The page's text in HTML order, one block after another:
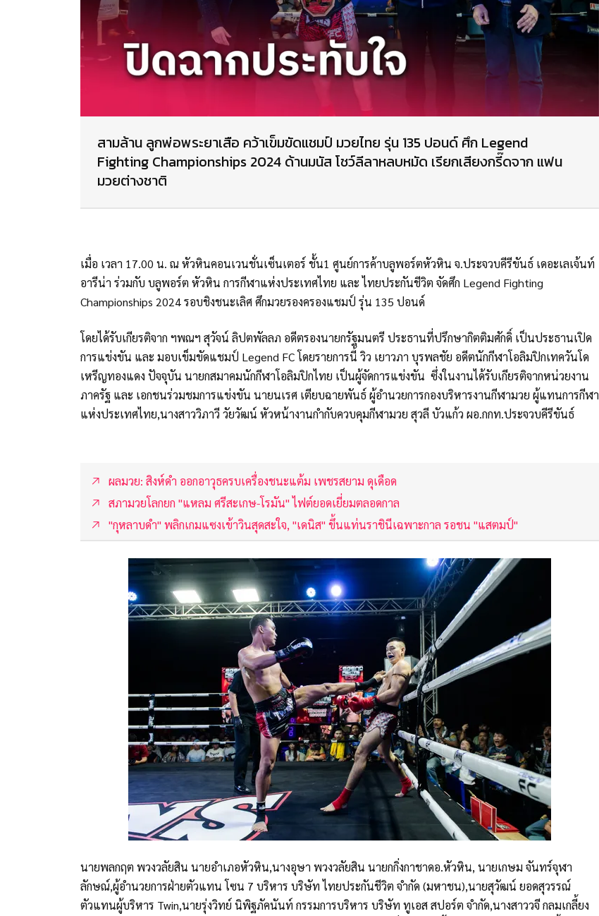
สามล้าน ลูกพ่อพระยาเสือ คว้าเข็มขัดแชมป์ มวยไทย รุ่น 135 ปอนด์ ศึก Legend
Fighting Championships 2024 ด้านมนัส โชว์ลีลาหลบหมัด เรียกเสียงกรี๊ดจาก แฟน
มวยต่างชาติ
เมื่อ เวลา 17.00 น. ณ หัวหินคอนเวนชั่นเซ็นเตอร์ ชั้น1 ศูนย์การค้าบลูพอร์ตหัวหิน จ.ประจวบคีรีขันธ์ เดอะเลเจ้นท์
อารีน่า ร่วมกับ บลูพอร์ต หัวหิน การกีฬาแห่งประเทศไทย และ ไทยประกันชีวิต จัดศึก Legend Fighting
Championships 2024 รอบชิงชนะเลิศ ศึกมวยรองครองแชมป์ รุ่น 135 ปอนด์
โดยได้รับเกียรติจาก ฯพณฯ สุวัจน์ ลิปตพัลลภ อดีตรองนายกรัฐมนตรี ประธานที่ปรึกษากิตติมศักดิ์ เป็นประธานเปิด
การแข่งขัน และ มอบเข็มขัดแชมป์ Legend FC โดยรายการนี้ วิว เยาวภา บุรพลชัย อดีตนักกีฬาโอลิมปิกเทควันโด
เหรีญทองแดง ปัจจุบัน นายกสมาคมนักกีฬาโอลิมปิกไทย เป็นผู้จัดการแข่งขัน ซึ่งในงานได้รับเกียรติจากหน่วยงาน
ภาครัฐ และ เอกชนร่วมชมการแข่งขัน นายนเรศ เตียบฉายพันธ์ ผู้อำนวยการกองบริหารงานกีฬามวย ผู้แทนการกีฬา
แห่งประเทศไทย,นางสาววิภาวี วัยวัฒน์ หัวหน้างานกำกับควบคุมกีฬามวย สุวลี บัวแก้ว ผอ.กกท.ประจวบคีรีขันธ์
ผลมวย: สิงห์ดำ ออกอาวุธครบเครื่องชนะแต้ม เพชรสยาม ดุเดือด
สภามวยโลกยก "แหลม ศรีสะเกษ-โรมัน" ไฟต์ยอดเยี่ยมตลอดกาล
"กุหลาบดำ" พลิกเกมแซงเข้าวินสุดสะใจ, "เดนิส" ขึ้นแท่นราชินีเฉพาะกาล รอชน "แสตมป์"
นายพลกฤต พวงวลัยสิน นายอำเภอหัวหิน,นางอุษา พวงวลัยสิน นายกกิ่งกาชาดอ.หัวหิน, นายเกษม จันทร์จุฬา
ลักษณ์,ผู้อำนวยการฝ่ายตัวแทน โซน 7 บริหาร บริษัท ไทยประกันชีวิต จำกัด (มหาชน),นายสุวัฒน์ ยอดสุวรรณ์
ตัวแทนผู้บริหาร Twin,นายรุ่งวิทย์ นิพิฐภัคนันท์ กรรมการบริหาร บริษัท ทูเอส สปอร์ต จํากัด,นางสาววจี กลมเกลี้ยง